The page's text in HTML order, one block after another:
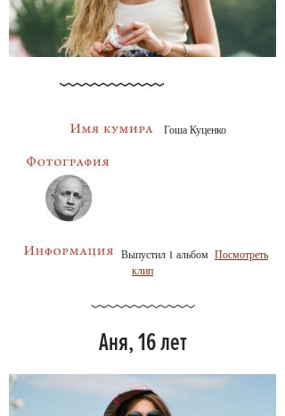
Гоша Куценко
Выпустил 1 альбом Посмотреть
клип
Аня, 16 лет